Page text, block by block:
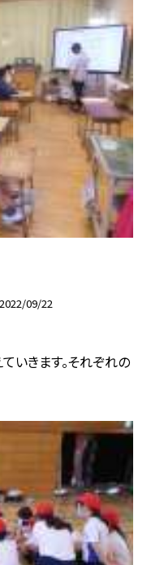
2022/09/22
いきます。それぞれの